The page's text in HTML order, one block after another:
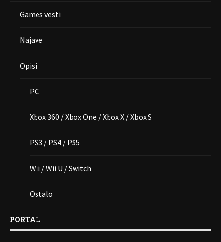
Games vesti
Najave
Opisi
PC
Xbox 360 / Xbox One / Xbox X / Xbox S
PS3 / PS4 / PS5
Wii / Wii U / Switch
Ostalo
PORTAL